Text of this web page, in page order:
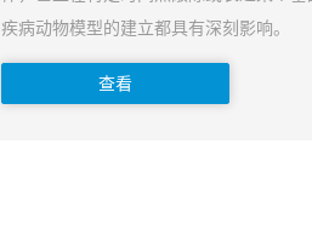
疾病动物模型的建立都具有深刻影响。
查看